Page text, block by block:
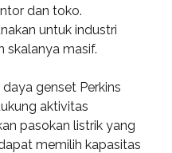
dan toko.
untuk industri
skalanya masif.
genset Perkins
aktivitas
pasokan listrik yang
memilih kapasitas